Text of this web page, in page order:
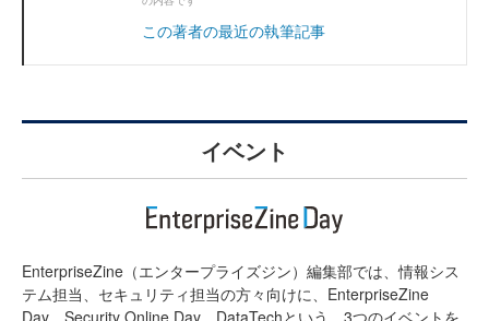
この著者の最近の執筆記事
イベント
EnterpriseZine（エンタープライズジン）編集部では、情報シス
テム担当、セキュリティ担当の方々向けに、EnterpriseZine